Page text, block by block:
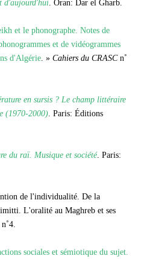
d'aujourd'hui . Oran: Dar el Gharb.
et le phonographe. Notes de
et de vidéogrammes
d'Algérie . » Cahiers du CRASCn˚
en sursis ? Le champ littéraire
(1970-2000) . Paris: Éditions
du raï. Musique et société. Paris:
de l'individualité. De la
L'oralité au Maghreb et ses
sociales et sémiotique du sujet.